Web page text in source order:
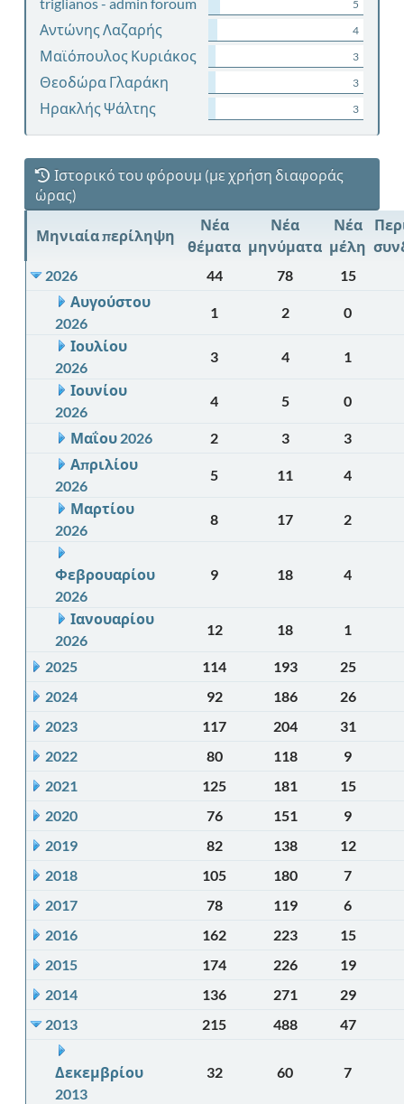
5
Αντώνης Λαζαρής 4
Μαϊόπουλος Κυριάκος 3
Θεοδώρα Γλαράκη 3
Ηρακλής Ψάλτης 3
Ιστορικό του φόρουμ (με χρήση διαφοράς
ώρας)
Μηνιαία περίληψη
Νέα
θέματα
Νέα
μηνύματα
Νέα
μέλη
2026
44 78
15
Αυγούστου
2026
1 2
0
Ιουλίου
2026
3 4
1
Ιουνίου
2026
4 5 0
Μαΐου 2026 2 3
3
Απριλίου
2026
5 11
4
Μαρτίου
2026
8 17 2
Φεβρουαρίου
2026
9 18 4
Ιανουαρίου
2026
12 18 1
2025 114 193
25
2024
92 186
26
2023
117 204
31
2022
80 118
9
2021
125 181
15
2020
76 151
9
2019
82 138
12
2018
105 180
7
2017
78 119
6
2016
162 223
15
2015
174 226
19
2014
136 271
29
2013
215 488 47
Δεκεμβρίου
2013
32 60 7